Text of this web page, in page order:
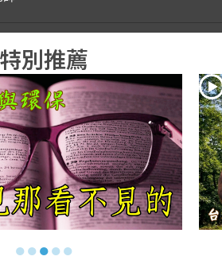
老師
旅】第十五集：「入門聖事」—錢
師
旅】第十四集：「天主十誡(下)」
神父
旅】第十三集：「天主十誡(上)」
神父
特別推薦
●●●●●